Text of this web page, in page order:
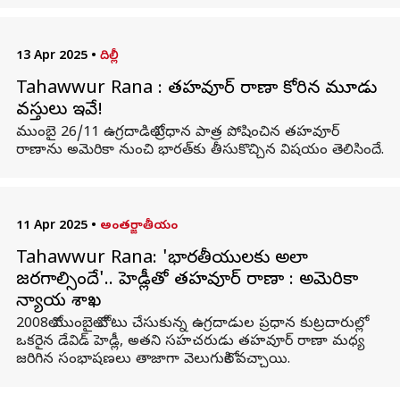
13 Apr 2025 • దిల్లీ
Tahawwur Rana : తహవూర్ రాణా కోరిన మూడు
వస్తువులు ఇవే!
ముంబై 26/11 ఉగ్రదాడిలో ప్రధాన పాత్ర పోషించిన తహవూర్
రాణాను అమెరికా నుంచి భారత్‌కు తీసుకొచ్చిన విషయం తెలిసిందే.
11 Apr 2025 • అంతర్జాతీయం
Tahawwur Rana: 'భారతీయులకు అలా
జరగాల్సిందే'.. హెడ్లీతో తహవూర్ రాణా : అమెరికా
న్యాయ శాఖ
2008లో ముంబైలో చోటు చేసుకున్న ఉగ్రదాడుల ప్రధాన కుట్రదారుల్లో
ఒకరైన డేవిడ్ హెడ్లీ, అతని సహచరుడు తహవూర్ రాణా మధ్య
జరిగిన సంభాషణలు తాజాగా వెలుగులోకి వచ్చాయి.